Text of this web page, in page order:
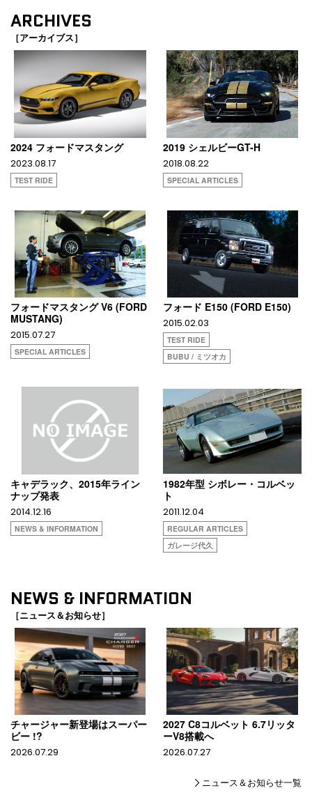
ARCHIVES
［アーカイブス］
2024 フォードマスタング
2023.08.17
TEST RIDE
2019 シェルビーGT-H
2018.08.22
SPECIAL ARTICLES
フォードマスタング V6 (FORD
MUSTANG)
2015.07.27
SPECIAL ARTICLES
フォード E150 (FORD E150)
2015.02.03
TEST RIDE
BUBU / ミツオカ
キャデラック、2015年ライン
ナップ発表
2014.12.16
NEWS & INFORMATION
1982年型 シボレー・コルベッ
ト
2011.12.04
REGULAR ARTICLES
ガレージ代久
NEWS & INFORMATION
［ニュース＆お知らせ］
チャージャー新登場はスーパー
ビー !?
2026.07.29
2027 C8コルベット 6.7リッタ
ーV8搭載へ
2026.07.27
ニュース＆お知らせ一覧